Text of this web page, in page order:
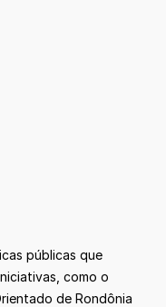
públicas que
como o
de Rondônia